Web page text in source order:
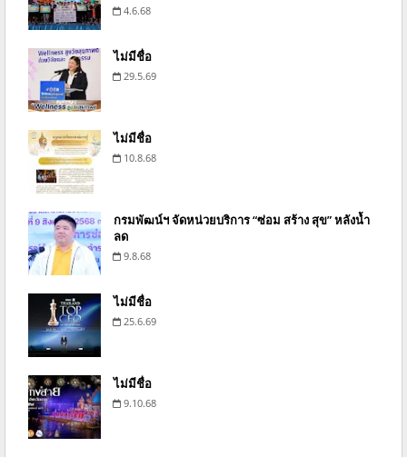
4.6.68
ไม่มีชื่อ
29.5.69
ไม่มีชื่อ
10.8.68
กรมพัฒน์ฯ จัดหน่วยบริการ “ซ่อม สร้าง สุข” หลังน้ำ
ลด
9.8.68
ไม่มีชื่อ
25.6.69
ไม่มีชื่อ
9.10.68